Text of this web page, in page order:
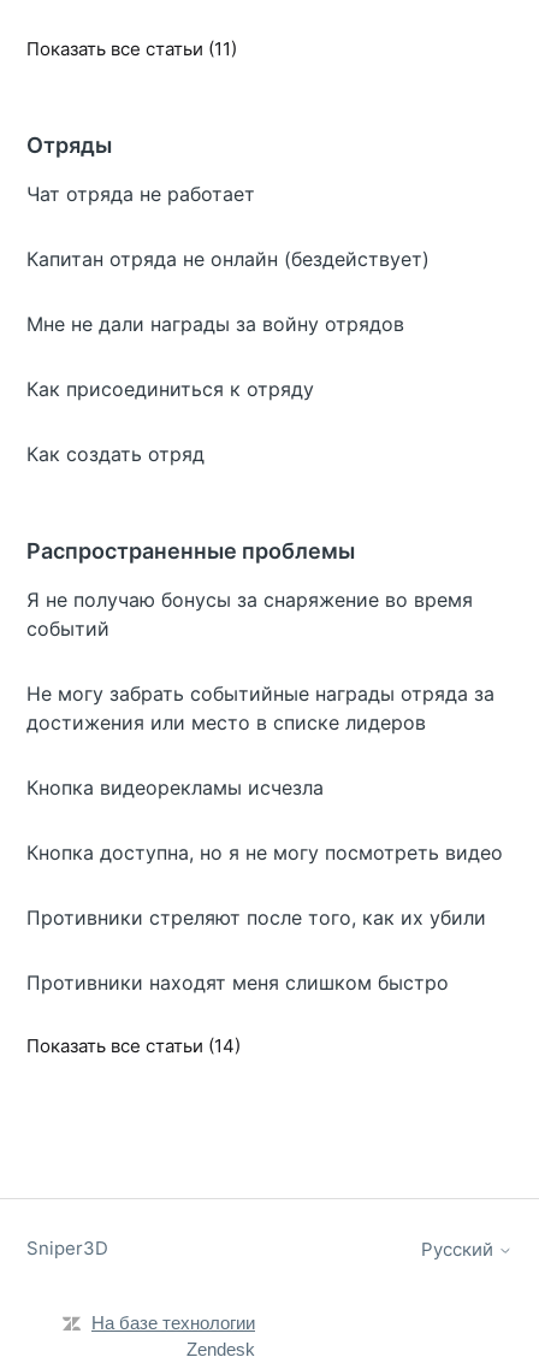
Показать все статьи (11)
Отряды
Чат отряда не работает
Капитан отряда не онлайн (бездействует)
Мне не дали награды за войну отрядов
Как присоединиться к отряду
Как создать отряд
Распространенные проблемы
Я не получаю бонусы за снаряжение во время
событий
Не могу забрать событийные награды отряда за
достижения или место в списке лидеров
Кнопка видеорекламы исчезла
Кнопка доступна, но я не могу посмотреть видео
Противники стреляют после того, как их убили
Противники находят меня слишком быстро
Показать все статьи (14)
Sniper3D Русский
На базе технологии
Zendesk